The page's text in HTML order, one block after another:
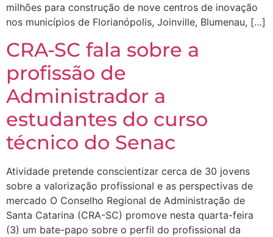
milhões para construção de nove centros de inovação
nos municípios de Florianópolis, Joinville, Blumenau, […]
CRA-SC fala sobre a
profissão de
Administrador a
estudantes do curso
técnico do Senac
Atividade pretende conscientizar cerca de 30 jovens
sobre a valorização profissional e as perspectivas de
mercado O Conselho Regional de Administração de
Santa Catarina (CRA-SC) promove nesta quarta-feira
(3) um bate-papo sobre o perfil do profissional da